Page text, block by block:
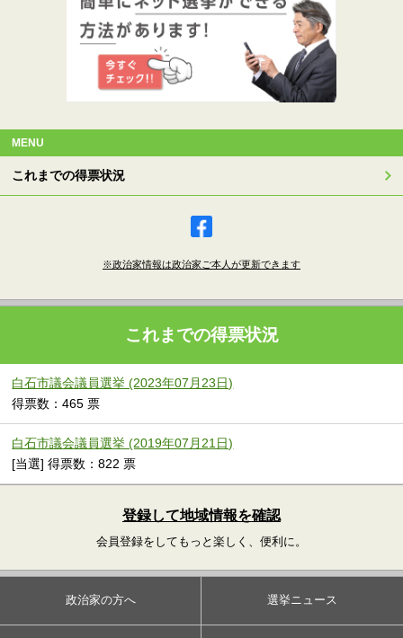
MENU
これまでの得票状況
※政治家情報は政治家ご本人が更新できます
これまでの得票状況
白石市議会議員選挙 (2023年07月23日)
得票数：465 票
白石市議会議員選挙 (2019年07月21日)
[当選] 得票数：822 票
登録して地域情報を確認
会員登録をしてもっと楽しく、便利に。
政治家の方へ 選挙ニュース